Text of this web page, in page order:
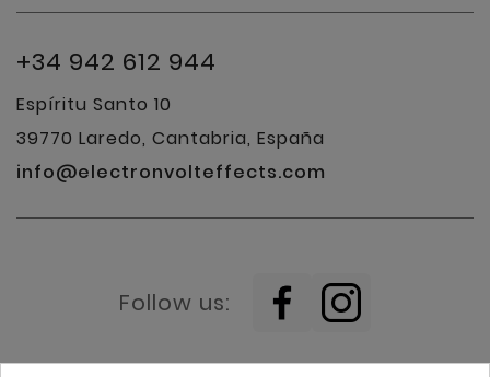
+34 942 612 944
Espíritu Santo 10
39770 Laredo, Cantabria, España
info@electronvolteffects.com
Follow us: